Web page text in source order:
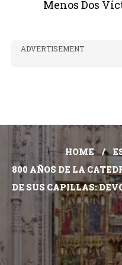
Menos Dos
ADVERTISEMENT
HOME
800 AÑOS DE LA
DE SUS CAPILLAS: